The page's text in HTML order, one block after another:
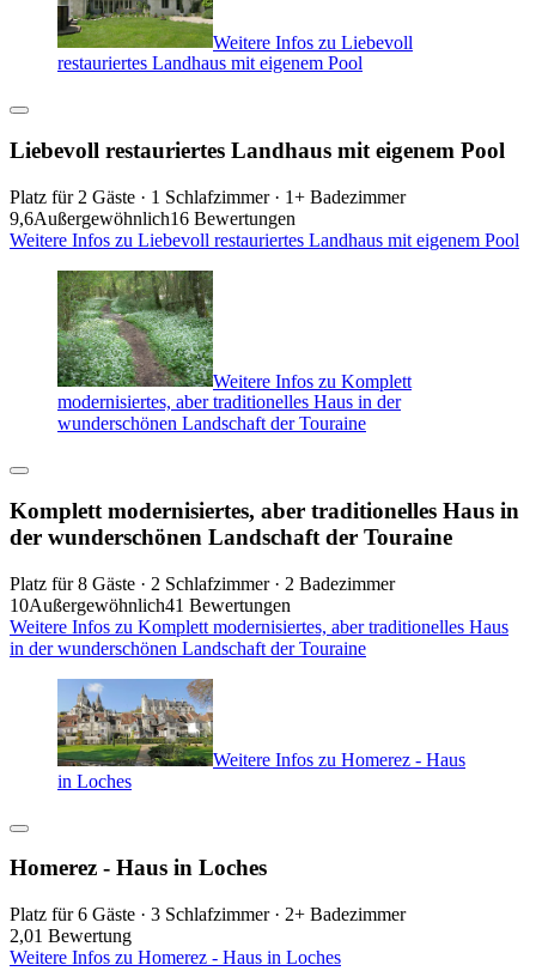
Weitere Infos zu Liebevoll
restauriertes Landhaus mit eigenem Pool
Liebevoll restauriertes Landhaus mit eigenem Pool
Platz für 2 Gäste · 1 Schlafzimmer · 1+ Badezimmer
9,6Außergewöhnlich16 Bewertungen
Weitere Infos zu Liebevoll restauriertes Landhaus mit eigenem Pool
Weitere Infos zu Komplett
modernisiertes, aber traditionelles Haus in der
wunderschönen Landschaft der Touraine
Komplett modernisiertes, aber traditionelles Haus in
der wunderschönen Landschaft der Touraine
Platz für 8 Gäste · 2 Schlafzimmer · 2 Badezimmer
10Außergewöhnlich41 Bewertungen
Weitere Infos zu Komplett modernisiertes, aber traditionelles Haus
in der wunderschönen Landschaft der Touraine
Weitere Infos zu Homerez - Haus
in Loches
Homerez - Haus in Loches
Platz für 6 Gäste · 3 Schlafzimmer · 2+ Badezimmer
2,01 Bewertung
Weitere Infos zu Homerez - Haus in Loches